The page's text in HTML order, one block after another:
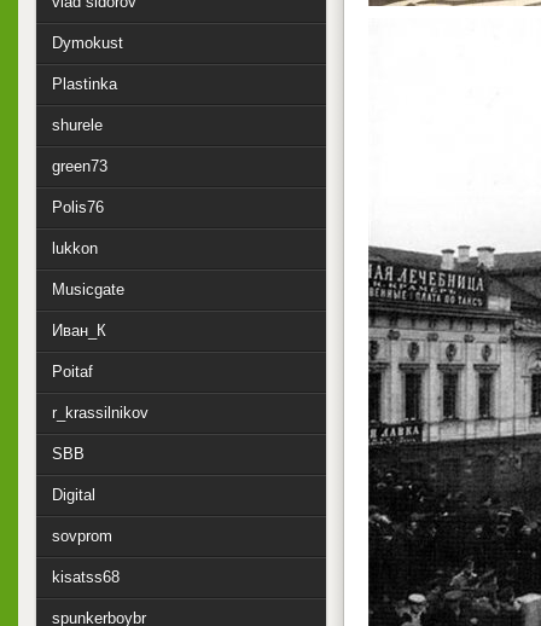
Dymokust
Plastinka
shurele
green73
Polis76
lukkon
Musicgate
Иван_К
Poitaf
r_krassilnikov
SBB
Digital
sovprom
kisatss68
spunkerboybr